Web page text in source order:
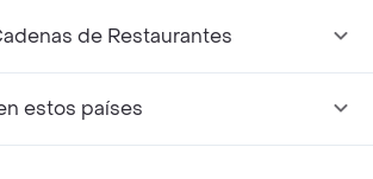
de Restaurantes
estos países